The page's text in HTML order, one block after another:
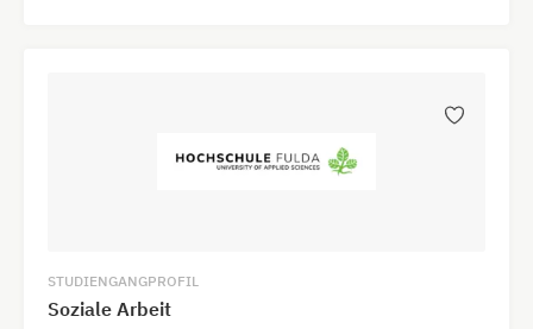
STUDIENGANGPROFIL
Soziale Arbeit